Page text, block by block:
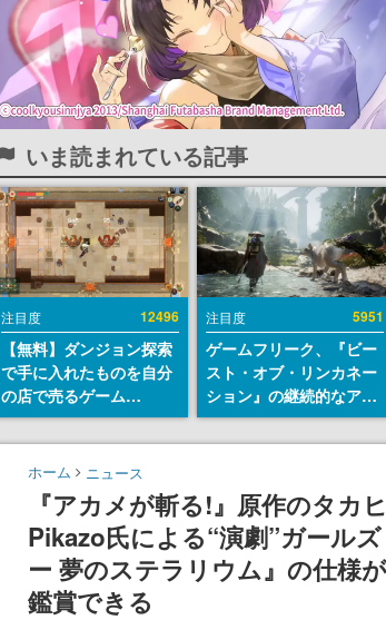
いま読まれている記事
注目度 12496
【無料】ダンジョン探索
で手に入れたものを自分
の店で売るゲーム
『Moonlighter』が
Steamにて無料配布中！
続編『Moonlighter 2』
の9月2日正式リリースを
記念したキャンペーン
注目度 5951
ゲームフリーク、『ビー
スト・オブ・リンカネー
ション』の継続的なアプ
デ方針を表明。ユーザー
からの意見を真摯に受け
チは約1週間以内に配信
される予定
ホーム ニュース
『アカメが斬る!』原作のタカ
Pikazo氏による“演劇”ガール
ー 夢のステラリウム』の仕様
鑑賞できる